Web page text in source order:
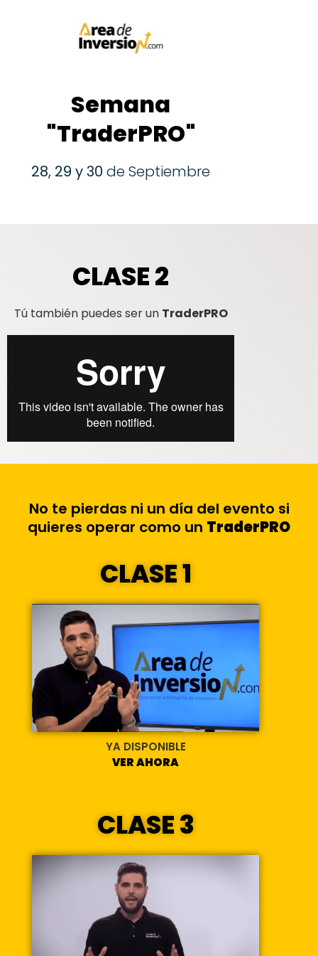
Semana
"TraderPRO"
28, 29 y 30 de Septiembre
CLASE 2
Tú también puedes ser un TraderPRO
No te pierdas ni un día del evento si
quieres operar como un TraderPRO
CLASE 1
YA DISPONIBLE
VER AHORA
CLASE 3